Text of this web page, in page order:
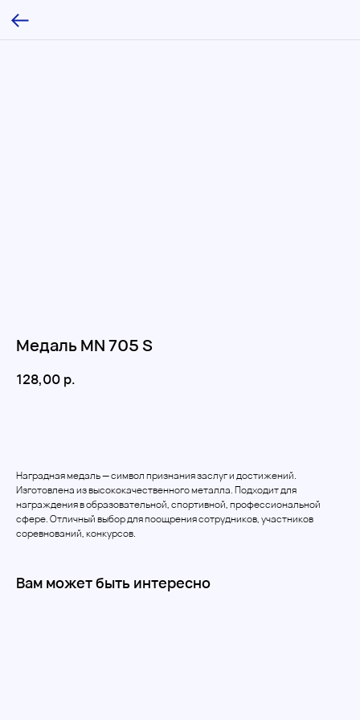
Медаль MN 705 S
128,00 р.
Наградная медаль — символ признания заслуг и достижений.
Изготовлена из высококачественного металла. Подходит для
награждения в образовательной, спортивной, профессиональной
сфере. Отличный выбор для поощрения сотрудников, участников
соревнований, конкурсов.
Вам может быть интересно